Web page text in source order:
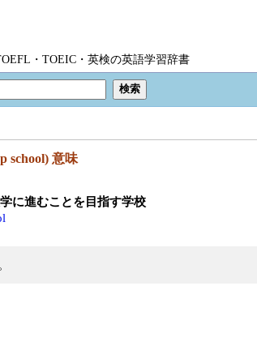
・TOEIC・英検の英語学習辞書
school) 意味
に進むことを目指す学校